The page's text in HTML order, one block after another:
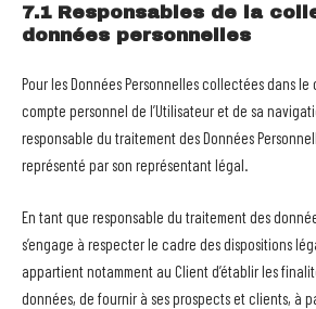
7.1 Responsables de la
données personnelles
Pour les Données Personnelles collectées dans
compte personnel de l’Utilisateur et de sa
responsable du traitement des Données
représenté par son représentant légal.
En tant que responsable du traitement des
s’engage à respecter le cadre des dispositions
appartient notamment au Client d’établir les
données, de fournir à ses prospects et clients, à